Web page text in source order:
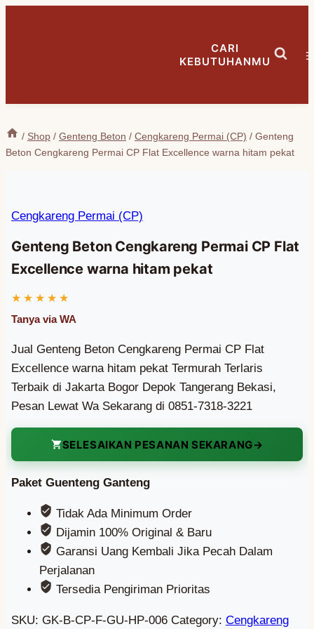
CARI
KEBUTUHANMU
/ Shop / Genteng Beton / Cengkareng Permai (CP) / Genteng
Beton Cengkareng Permai CP Flat Excellence warna hitam pekat
Cengkareng Permai (CP)
Genteng Beton Cengkareng Permai CP Flat
Excellence warna hitam pekat
Jual Genteng Beton Cengkareng Permai CP Flat
Excellence warna hitam pekat Termurah Terlaris
Terbaik di Jakarta Bogor Depok Tangerang Bekasi,
Pesan Lewat Wa Sekarang di 0851-7318-3221
SELESAIKAN PESANAN SEKARANG
Paket Guenteng Ganteng
Tidak Ada Minimum Order
Dijamin 100% Original & Baru
Garansi Uang Kembali Jika Pecah Dalam
Perjalanan
Tersedia Pengiriman Prioritas
SKU: GK-B-CP-F-GU-HP-006 Category: Cengkareng